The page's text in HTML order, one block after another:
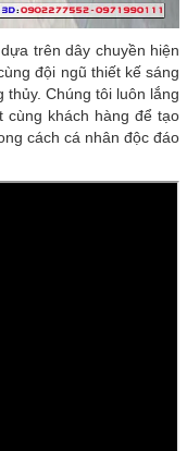
trên dây chuyền hiện
đội ngũ thiết kế sáng
Chúng tôi luôn lắng
cùng khách hàng để tạo
cách cá nhân độc đáo